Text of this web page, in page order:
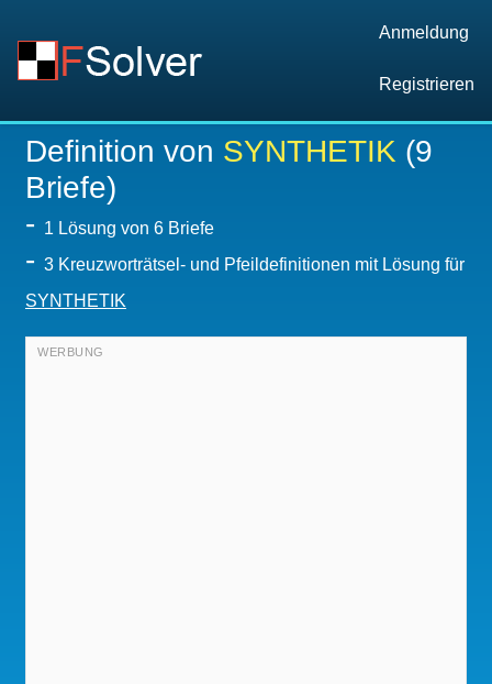
Anmeldung
Registrieren
Definition von SYNTHETIK (9
Briefe)
- 1 Lösung von 6 Briefe
- 3 Kreuzworträtsel- und Pfeildefinitionen mit Lösung für
SYNTHETIK